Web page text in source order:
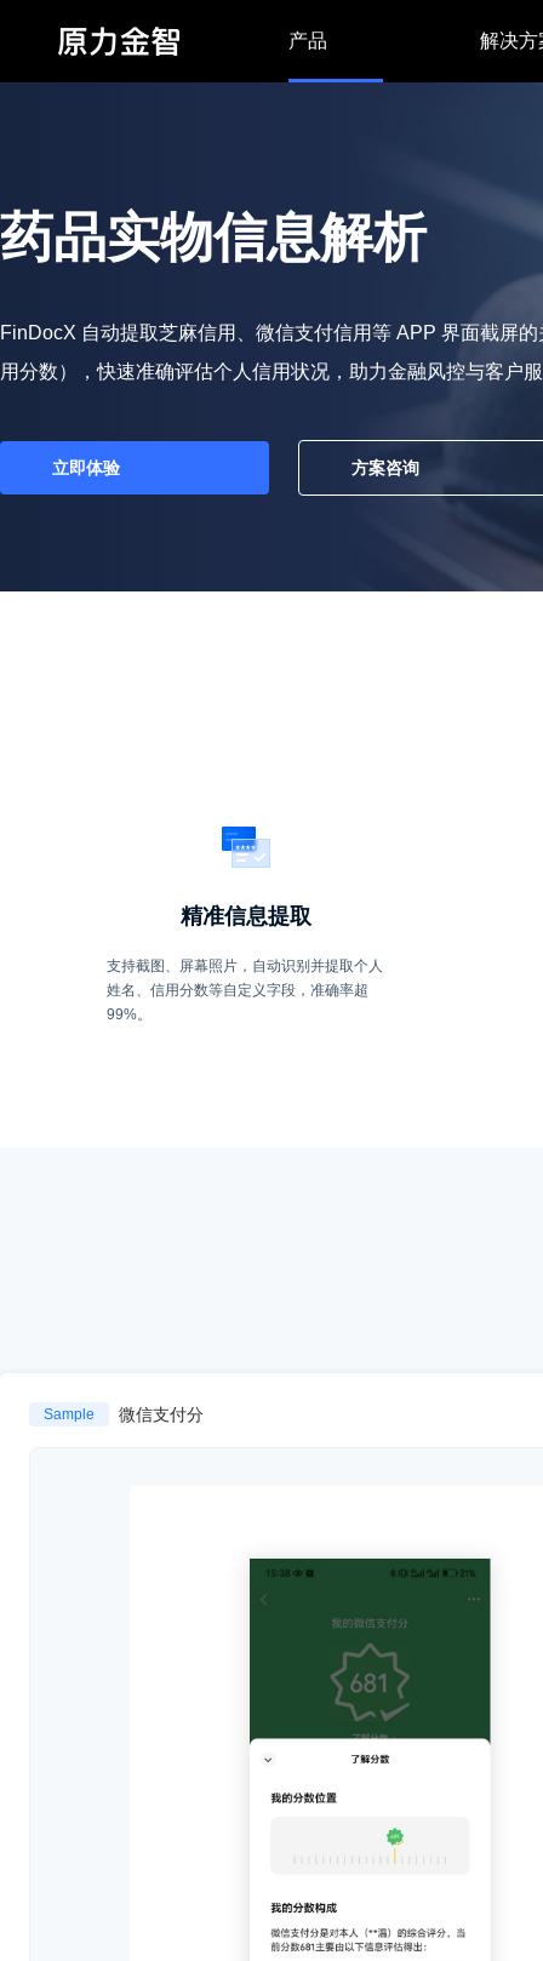
产品 解决方
药品实物信息解析
FinDocX 自动提取芝麻信用、微信支付信用等 APP 界面截屏
用分数），快速准确评估个人信用状况，助力金融风控与客户
立即体验 方案咨询
精准信息提取
支持截图、屏幕照片，自动识别并提取个人
姓名、信用分数等自定义字段，准确率超
99%。
Sample 微信支付分